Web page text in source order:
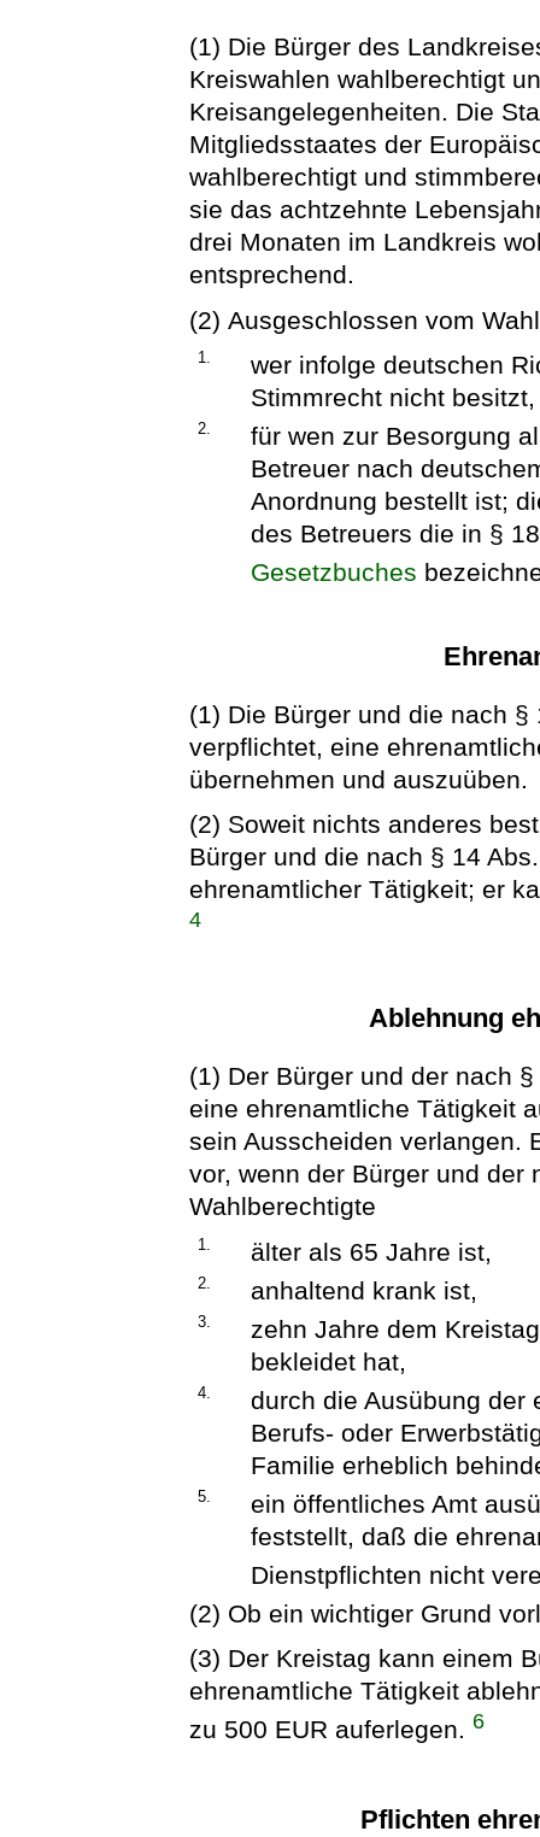
(1) Die Bürger des
Kreiswahlen wahlberechtigt
Kreisangelegenheiten. Die
Mitgliedsstaates der
wahlberechtigt und
sie das achtzehnte
drei Monaten im Landkreis
entsprechend.
(2) Ausgeschlossen vom
1.
wer infolge deutschen
Stimmrecht nicht besitzt,
2.
für wen zur Besorgung
Betreuer nach
Anordnung bestellt ist;
des Betreuers die in §
Gesetzbuches
(1) Die Bürger und die nach
verpflichtet, eine
übernehmen und auszuüben.
(2) Soweit nichts anderes
Bürger und die nach § 14
ehrenamtlicher Tätigkeit; er
4
Ablehnung
(1) Der Bürger und der nach
eine ehrenamtliche Tätigkeit
sein Ausscheiden verlangen.
vor, wenn der Bürger und der
Wahlberechtigte
1. älter als 65 Jahre ist,
2. anhaltend krank ist,
3.
zehn Jahre dem
bekleidet hat,
4.
durch die Ausübung der
Berufs- oder
Familie erheblich
5.
ein öffentliches Amt
feststellt, daß die
Dienstpflichten nicht
(2) Ob ein wichtiger Grund
(3) Der Kreistag kann einem
ehrenamtliche Tätigkeit
zu 500 EUR auferlegen. 6
Pflichten